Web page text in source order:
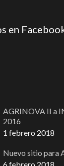
en
AGRINOVA II a
2016
1 febrero 2018
Nuevo sitio para